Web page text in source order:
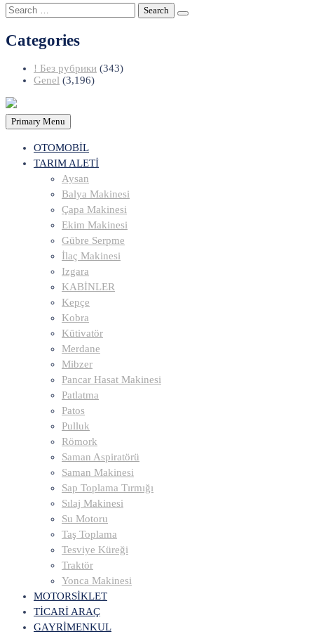
Search
for:
Categories
! Без рубрики (343)
Genel (3,196)
Primary Menu
OTOMOBİL
TARIM ALETİ
Aysan
Balya Makinesi
Çapa Makinesi
Ekim Makinesi
Gübre Serpme
İlaç Makinesi
Izgara
KABİNLER
Kepçe
Kobra
Kütivatör
Merdane
Mibzer
Pancar Hasat Makinesi
Patlatma
Patos
Pulluk
Römork
Saman Aspiratörü
Saman Makinesi
Sap Toplama Tırmığı
Sılaj Makinesi
Su Motoru
Taş Toplama
Tesviye Küreği
Traktör
Yonca Makinesi
MOTORSİKLET
TİCARİ ARAÇ
GAYRİMENKUL